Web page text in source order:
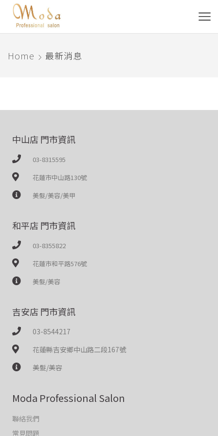
Home 最新消息
中山店 門市資訊
03-8315595
花蓮市中山路130號
美髮/美容/美甲
和平店 門市資訊
03-8355822
花蓮市和平路576號
美髮/美容
吉安店 門市資訊
03-8544217
花蓮縣吉安鄉中山路二段167號
美髮/美容
Moda Professional Salon
聯絡我們
常見問題